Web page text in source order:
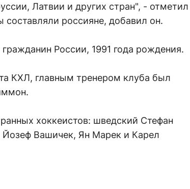
Латвии и других стран", - отметил
россияне, добавил он.
России, 1991 года рождения.
КХЛ, главным тренером клуба был
хоккеистов: шведский Стефан
Вашичек, Ян Марек и Карел